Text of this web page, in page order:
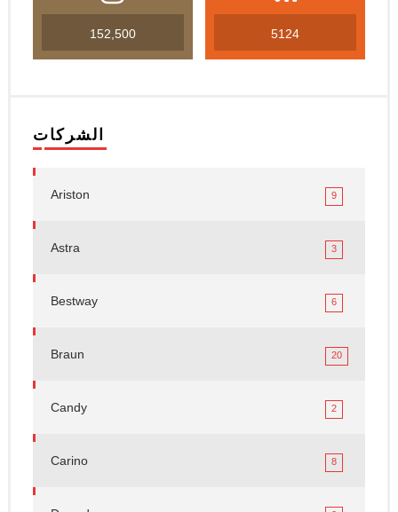
152,500 5124
الشركات
Ariston 9
Astra 3
Bestway 6
Braun 20
Candy 2
Carino 8